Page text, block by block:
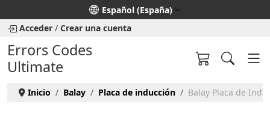
Seleccione su idioma
Español (España)
Acceder / Crear una cuenta
Errors Codes
Ultimate
Inicio Balay Placa de inducción Balay Placa de